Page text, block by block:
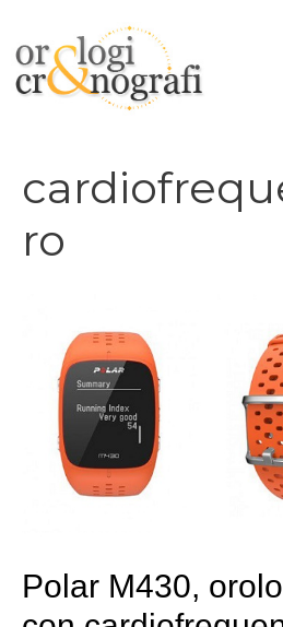
contenuto
ro
Polar M430,